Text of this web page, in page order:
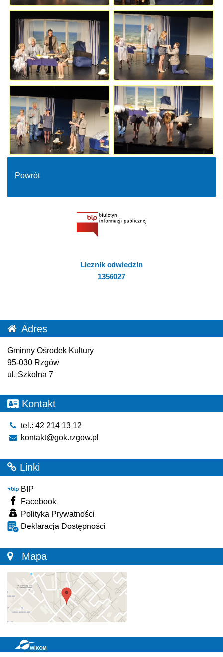
Powrót
Licznik odwiedzin
1356027
Adres
Gminny Ośrodek Kultury
95-030 Rzgów
ul. Szkolna 7
Kontakt
tel.: 42 214 13 12
kontakt@gok.rzgow.pl
Linki
BIP
Facebook
Polityka Prywatności
Deklaracja Dostępności
Mapa